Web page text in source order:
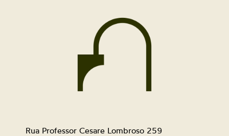
Rua Professor Cesare Lombroso 259